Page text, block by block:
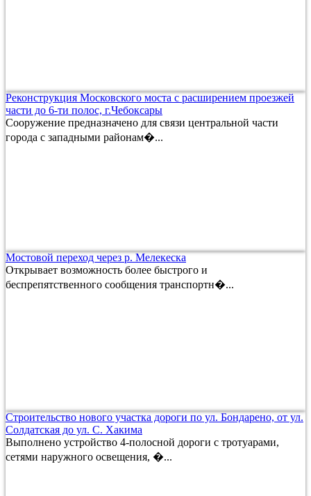
Реконструкция Московского моста с расширением проезжей
части до 6-ти полос, г.Чебоксары
Сооружение предназначено для связи центральной части
города с западными районам�...
Мостовой переход через р. Мелекеска
Открывает возможность более быстрого и
беспрепятственного сообщения транспортн�...
Строительство нового участка дороги по ул. Бондарено, от ул.
Солдатская до ул. С. Хакима
Выполнено устройство 4-полосной дороги с тротуарами,
сетями наружного освещения, �...